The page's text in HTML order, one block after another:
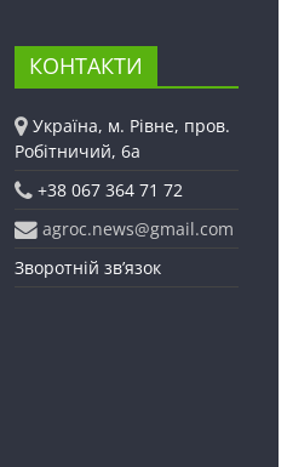
КОНТАКТИ
Україна, м. Рівне, пров.
Робітничий, 6а
+38 067 364 71 72
agroc.news@gmail.com
Зворотній зв’язок